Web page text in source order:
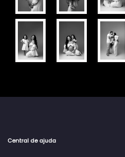
Central de ajuda